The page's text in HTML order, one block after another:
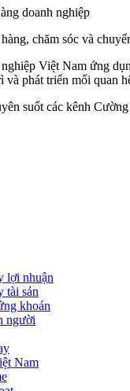
doanh nghiệp
chăm sóc và
Việt Nam ứng
phát triển mối quan
suốt các kênh
lợi nhuận
tài sản
khoán
người
Nam